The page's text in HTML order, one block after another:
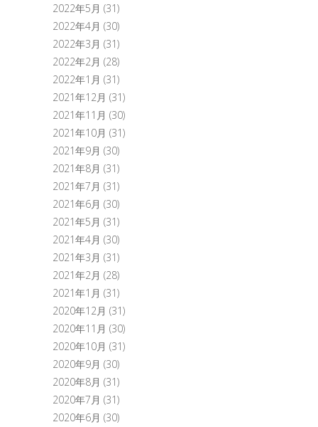
2022年5月 (31)
2022年4月 (30)
2022年3月 (31)
2022年2月 (28)
2022年1月 (31)
2021年12月 (31)
2021年11月 (30)
2021年10月 (31)
2021年9月 (30)
2021年8月 (31)
2021年7月 (31)
2021年6月 (30)
2021年5月 (31)
2021年4月 (30)
2021年3月 (31)
2021年2月 (28)
2021年1月 (31)
2020年12月 (31)
2020年11月 (30)
2020年10月 (31)
2020年9月 (30)
2020年8月 (31)
2020年7月 (31)
2020年6月 (30)